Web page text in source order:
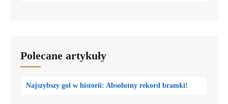
Polecane artykuły
Najszybszy gol w historii: Absolutny rekord bramki!